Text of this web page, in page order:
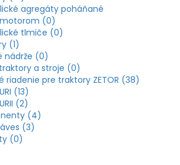
agregáty poháňané
(0)
tlmiče (0)
(1)
nádrže (0)
a stroje (0)
riadenie pre traktory ZETOR (38)
(13)
(2)
(4)
(3)
(0)